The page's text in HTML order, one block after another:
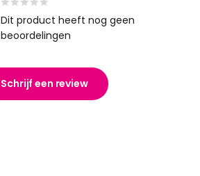
Dit product heeft nog geen
beoordelingen
Schrijf een review